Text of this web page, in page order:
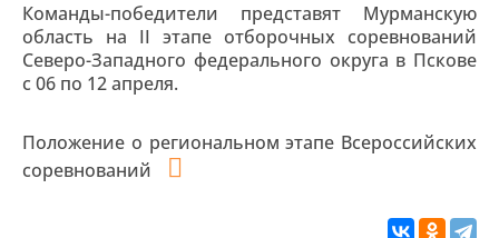
Команды-победители представят Мурманскую
область на II этапе отборочных соревнований
Северо-Западного федерального округа в Пскове
с 06 по 12 апреля.
Положение о региональном этапе Всероссийских
соревнований